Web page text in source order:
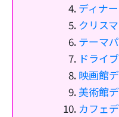
ディナ
クリス
テーマ
ドライ
映画館
美術館
カフェ